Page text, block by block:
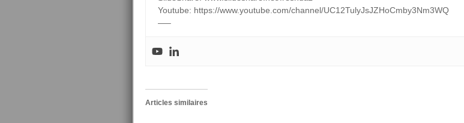
Youtube: https://www.youtube.com/channel/UC12TulyJsJZHoCmby3Nm3WQ
—–
Articles similaires